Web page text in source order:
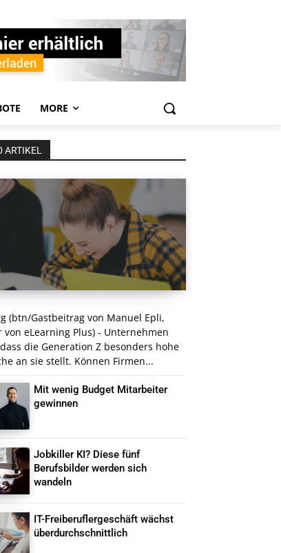
MORE
ARTIKEL
(btn/Gastbeitrag von Manuel Epli,
von eLearning Plus) - Unternehmen
die Generation Z besonders hohe
an sie stellt. Können Firmen...
Mit wenig Budget Mitarbeiter
gewinnen
Jobkiller KI? Diese fünf
Berufsbilder werden sich
wandeln
IT-Freiberuflergeschäft wächst
überdurchschnittlich